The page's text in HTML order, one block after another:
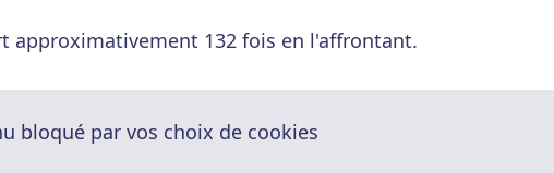
approximativement 132 fois en l'affrontant.
bloqué par vos choix de cookies